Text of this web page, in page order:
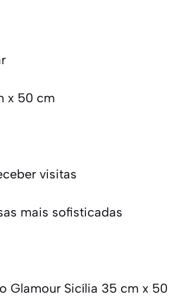
x 50 cm
visitas
mais sofisticadas
Glamour Sicília 35 cm x 50